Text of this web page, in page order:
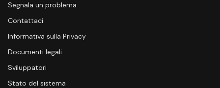
Segnala un problema
Contattaci
Informativa sulla Privacy
Documenti legali
Sviluppatori
Stato del sistema